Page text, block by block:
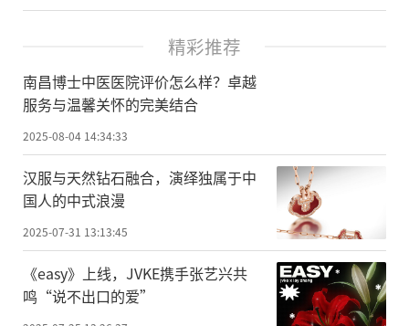
精彩推荐
南昌博士中医医院评价怎么样？卓越
服务与温馨关怀的完美结合
2025-08-04 14:34:33
汉服与天然钻石融合，演绎独属于中
国人的中式浪漫
2025-07-31 13:13:45
《easy》上线，JVKE携手张艺兴共
鸣“说不出口的爱”